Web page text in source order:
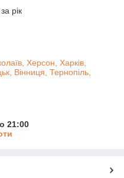
рік
Херсон, Харків,
Вінниця, Тернопіль,
21:00